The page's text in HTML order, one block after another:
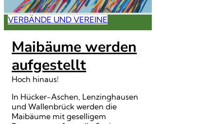
VERBÄNDE UND VEREINE
Maibäume werden
aufgestellt
Hoch hinaus!
In Hücker-Aschen, Lenzinghausen
und Wallenbrück werden die
Maibäume mit geselligem